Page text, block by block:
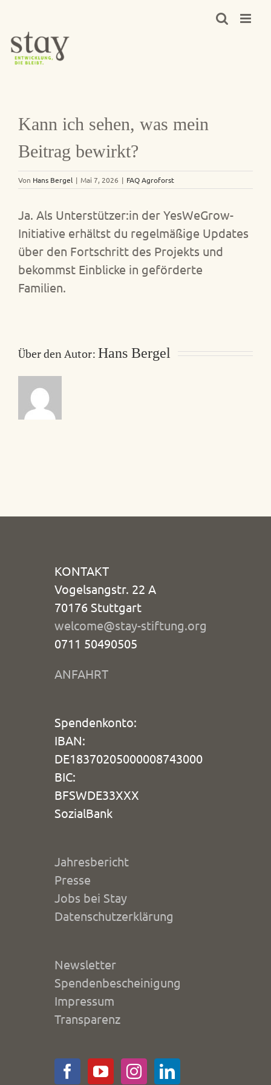
springen
Kann ich sehen, was mein
Beitrag bewirkt?
Von Hans Bergel | Mai 7, 2026 | FAQ Agroforst
Ja. Als Unterstützer:in der YesWeGrow-
Initiative erhältst du regelmäßige Updates
über den Fortschritt des Projekts und
bekommst Einblicke in geförderte
Familien.
Über den Autor: Hans Bergel
KONTAKT
Vogelsangstr. 22 A
70176 Stuttgart
welcome@stay-stiftung.org
0711 50490505
ANFAHRT
Spendenkonto:
IBAN:
DE18370205000008743000
BIC:
BFSWDE33XXX
SozialBank
Jahresbericht
Presse
Jobs bei Stay
Datenschutzerklärung
Newsletter
Spendenbescheinigung
Impressum
Transparenz